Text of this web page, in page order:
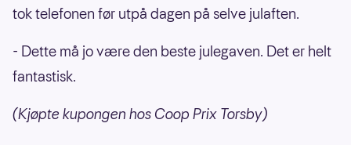
tok telefonen før utpå dagen på selve julaften.
- Dette må jo være den beste julegaven. Det er helt
fantastisk.
(Kjøpte kupongen hos Coop Prix Torsby)